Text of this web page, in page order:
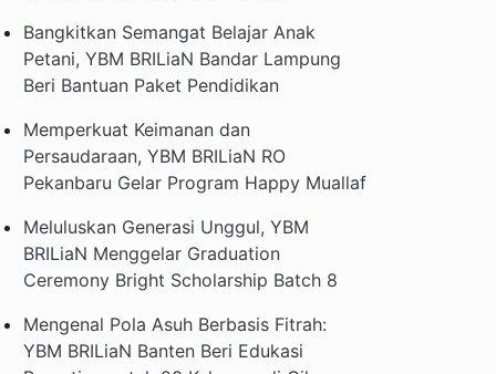
Bangkitkan Semangat Belajar Anak
Petani, YBM BRILiaN Bandar Lampung
Beri Bantuan Paket Pendidikan
Memperkuat Keimanan dan
Persaudaraan, YBM BRILiaN RO
Pekanbaru Gelar Program Happy Muallaf
Meluluskan Generasi Unggul, YBM
BRILiaN Menggelar Graduation
Ceremony Bright Scholarship Batch 8
Mengenal Pola Asuh Berbasis Fitrah:
YBM BRILiaN Banten Beri Edukasi